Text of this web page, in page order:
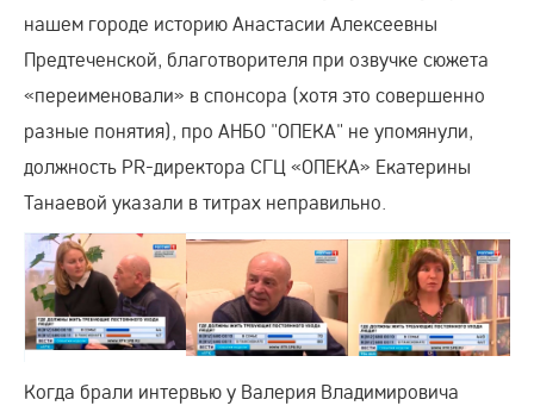
нашем городе историю Анастасии Алексеевны
Предтеченской, благотворителя при озвучке сюжета
«переименовали» в спонсора (хотя это совершенно
разные понятия), про АНБО "ОПЕКА" не упомянули,
должность PR-директора СГЦ «ОПЕКА» Екатерины
Танаевой указали в титрах неправильно.
Когда брали интервью у Валерия Владимировича